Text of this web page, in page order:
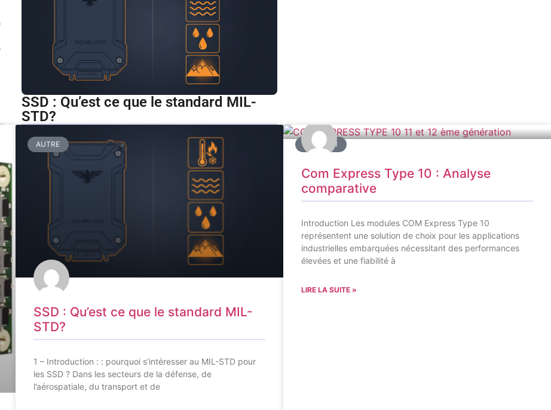
SSD : Qu’est ce que le standard MIL-
STD?
AUTRE
SSD : Qu’est ce que le standard MIL-
STD?
1 – Introduction : : pourquoi s’intéresser au MIL-STD pour
les SSD ? Dans les secteurs de la défense, de
l’aérospatiale, du transport et de
COMSOM
Com Express Type 10 : Analyse
comparative
Introduction Les modules COM Express Type 10
représentent une solution de choix pour les applications
industrielles embarquées nécessitant des performances
élevées et une fiabilité à
LIRE LA SUITE »